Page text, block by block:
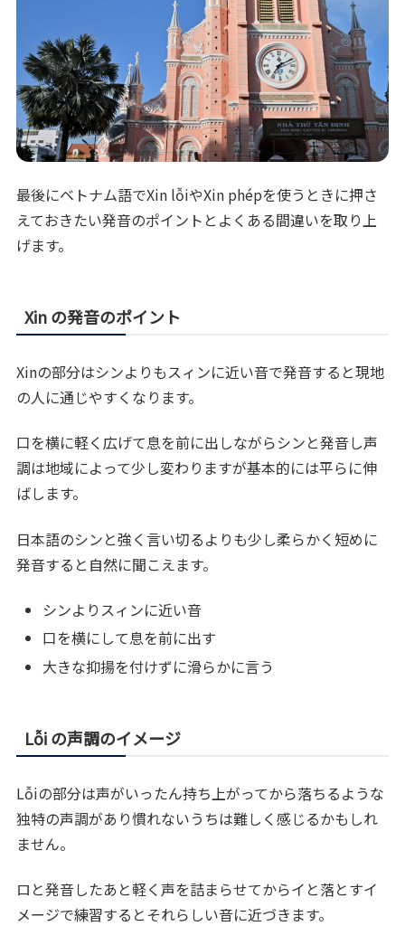
最後にベトナム語でXin lỗiやXin phépを使うときに押さ
えておきたい発音のポイントとよくある間違いを取り上
げます。
Xin の発音のポイント
Xinの部分はシンよりもスィンに近い音で発音すると現地
の人に通じやすくなります。
口を横に軽く広げて息を前に出しながらシンと発音し声
調は地域によって少し変わりますが基本的には平らに伸
ばします。
日本語のシンと強く言い切るよりも少し柔らかく短めに
発音すると自然に聞こえます。
シンよりスィンに近い音
口を横にして息を前に出す
大きな抑揚を付けずに滑らかに言う
Lỗi の声調のイメージ
Lỗiの部分は声がいったん持ち上がってから落ちるような
独特の声調があり慣れないうちは難しく感じるかもしれ
ません。
ロと発音したあと軽く声を詰まらせてからイと落とすイ
メージで練習するとそれらしい音に近づきます。